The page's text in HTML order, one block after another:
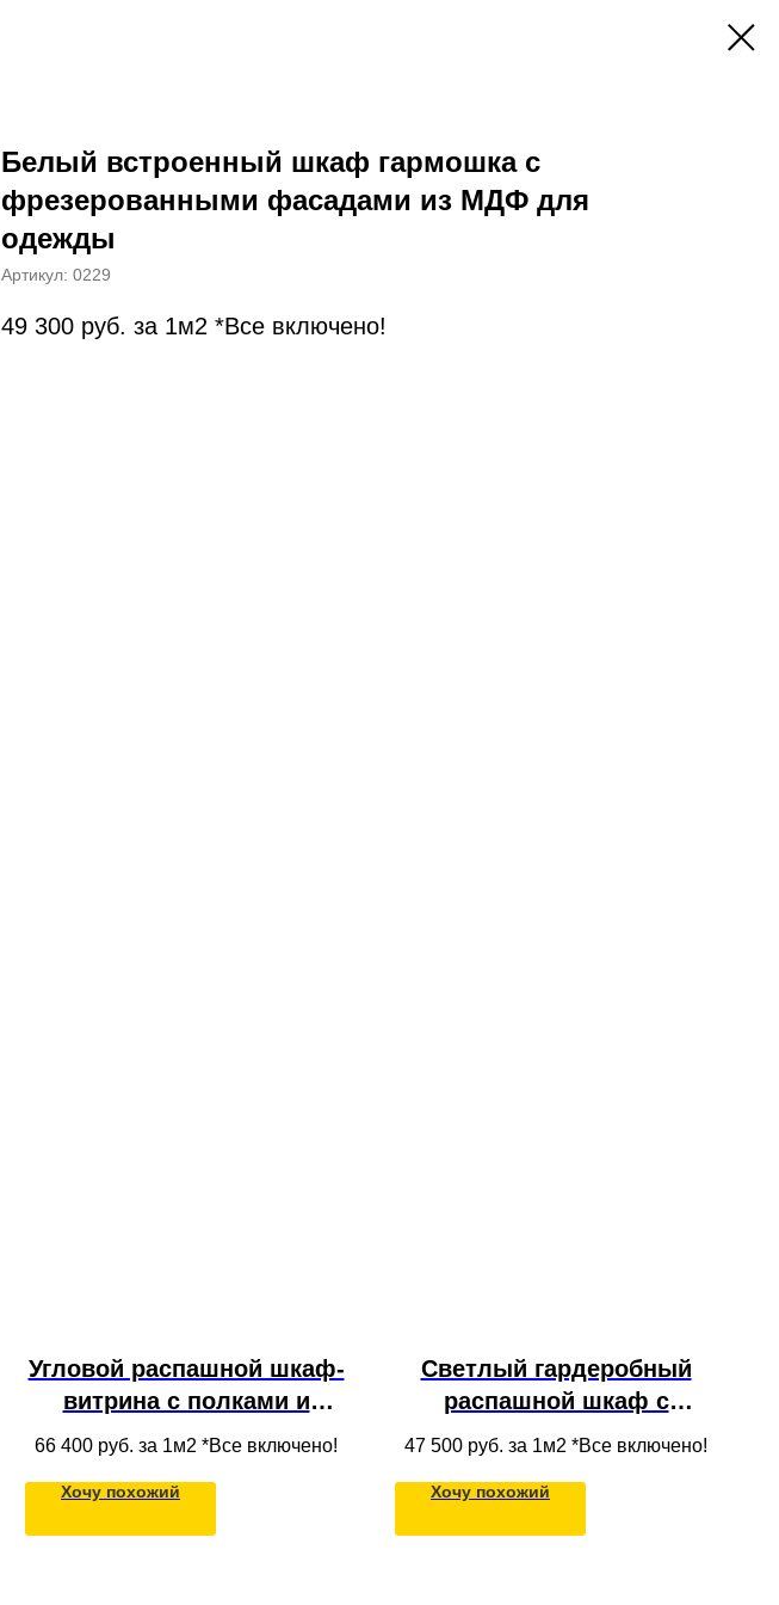
Белый встроенный шкаф гармошка с
фрезерованными фасадами из МДФ для
одежды
Артикул: 0229
49 300 руб. за 1м2 *Все включено!
Угловой распашной шкаф-
витрина с полками и
стеклянными фасадами
продуманным
наполнением
66 400 руб. за 1м2 *Все включено!
Хочу похожий
Светлый гардеробный
распашной шкаф с
антресолью из МДФ для
потолок во всю стену в
современном стиле
47 500 руб. за 1м2 *Все включено!
Хочу похожий